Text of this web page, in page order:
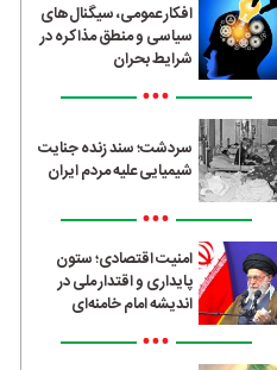
افکار عمومی، سیگنال‌های
سیاسی و منطق مذاکره در
شرایط بحران
•••
سردشت؛ سند زنده جنایت
شیمیایی علیه مردم ایران
•••
امنیت اقتصادی؛ ستون
پایداری و اقتدار ملی در
اندیشه امام خامنه‌ای
•••